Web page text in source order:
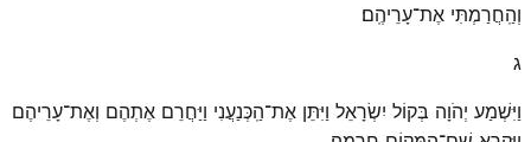
וְהַֽחֲרַמְתִּי אֶת־עָרֵיהֶֽם׃
ג
וַיִּשְׁמַע יְהֹוָה בְּקוֹל יִשְׂרָאֵל וַיִּתֵּן אֶת־הַֽכְּנַעֲנִי וַיַּחֲרֵם אֶתְהֶם וְאֶת־עָרֵיהֶם